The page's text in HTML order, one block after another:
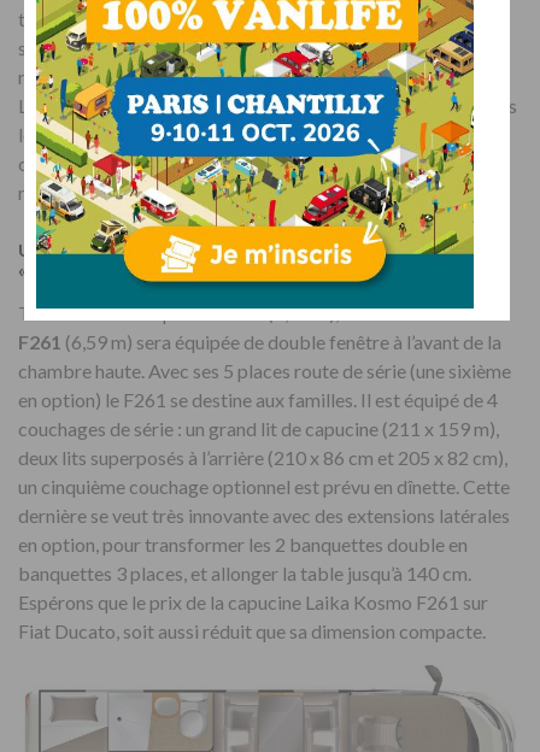
témoignent le plan de la travail de la cuisine et la table du
salon en bronze foncé « effet pierre », les teintes claires et
renforts molletonnés des assises, les éclairages indirects à
Led ou la paroi de cuisine en métal argenté effet brossé. Seuls
le prix de ce bel intégral manque à l’appel, Laika
communiquera ultérieurement les tarifs de ses nouveaux
modèles.
Une nouvelle capucine et un troisième fourgon
« Kosmo Camper Van »
Tout comme la capucine F510 (7,25 m), la nouvelleKosmo
F261 (6,59 m) sera équipée de double fenêtre à l’avant de la
chambre haute. Avec ses 5 places route de série (une sixième
en option) le F261 se destine aux familles. Il est équipé de 4
couchages de série : un grand lit de capucine (211 x 159 m),
deux lits superposés à l’arrière (210 x 86 cm et 205 x 82 cm),
un cinquième couchage optionnel est prévu en dînette. Cette
dernière se veut très innovante avec des extensions latérales
en option, pour transformer les 2 banquettes double en
banquettes 3 places, et allonger la table jusqu’à 140 cm.
Espérons que le prix de la capucine Laika Kosmo F261 sur
Fiat Ducato, soit aussi réduit que sa dimension compacte.